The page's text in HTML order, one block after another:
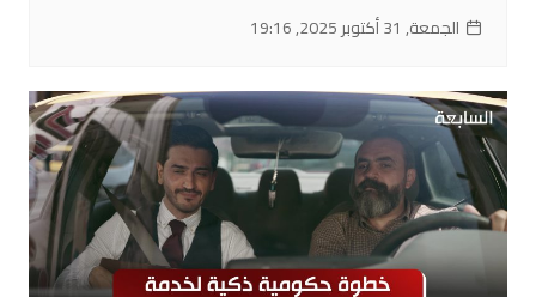
الجمعة, 31 أكتوبر 2025, 19:16